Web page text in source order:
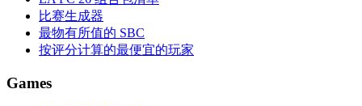
比赛生成器
最物有所值的 SBC
按评分计算的最便宜的玩家
Games